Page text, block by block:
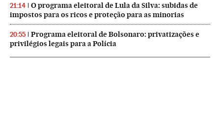
21:14
O programa eleitoral de Lula da Silva: subidas de
impostos para os ricos e proteção para as minorias
20:55
Programa eleitoral de Bolsonaro: privatizações e
privilégios legais para a Polícia